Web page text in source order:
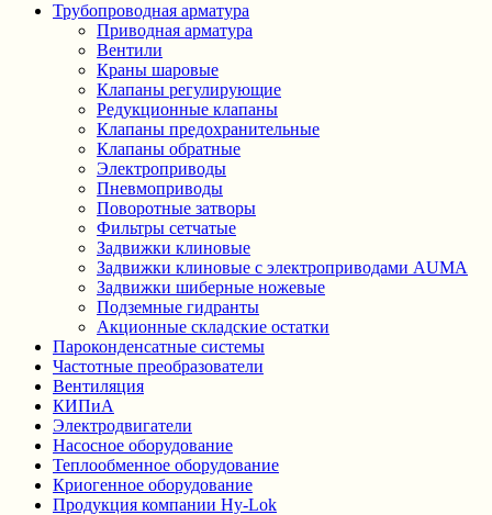
Трубопроводная арматура
Приводная арматура
Вентили
Краны шаровые
Клапаны регулирующие
Редукционные клапаны
Клапаны предохранительные
Клапаны обратные
Электроприводы
Пневмоприводы
Поворотные затворы
Фильтры сетчатые
Задвижки клиновые
Задвижки клиновые с электроприводами AUMA
Задвижки шиберные ножевые
Подземные гидранты
Акционные складские остатки
Пароконденсатные системы
Частотные преобразователи
Вентиляция
КИПиА
Электродвигатели
Насосное оборудование
Теплообменное оборудование
Криогенное оборудование
Продукция компании Hy-Lok